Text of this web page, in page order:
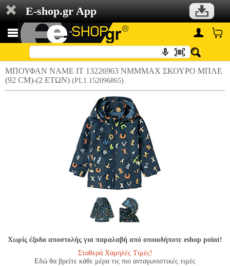
E-shop.gr App
ΜΠΟΥΦΑΝ NAME IT 13226963 NMMMAX ΣΚΟΥΡΟ ΜΠΛΕ
(92 CM)-(2 ΕΤΩΝ) (PL1.152096865)
Χωρίς έξοδα αποστολής για παραλαβή από οποιοδήποτε eshop point!
Σταθερά Χαμηλές Τιμές!
Εδώ θα βρείτε κάθε μέρα τις πιο ανταγωνιστικές τιμές